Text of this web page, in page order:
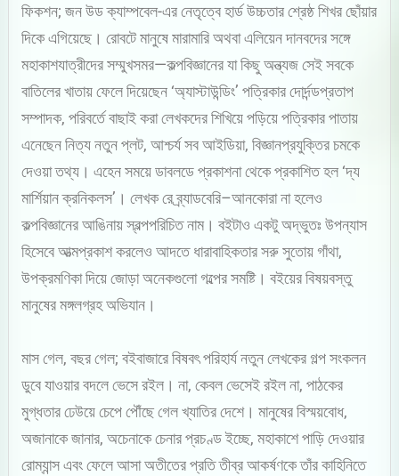
ফিকশন; জন উড ক্যাম্পবেল-এর নেতৃত্বে হার্ড উচ্চতার শ্রেষ্ঠ শিখর ছোঁয়ার
দিকে এগিয়েছে। রোবটে মানুষে মারামারি অথবা এলিয়েন দানবদের সঙ্গে
মহাকাশযাত্রীদের সম্মুখসমর—কল্পবিজ্ঞানের যা কিছু অন্ত্যজ সেই সবকে
বাতিলের খাতায় ফেলে দিয়েছেন ‘অ্যাস্টাউন্ডিং’ পত্রিকার দোর্দন্ডপ্রতাপ
সম্পাদক, পরিবর্তে বাছাই করা লেখকদের শিখিয়ে পড়িয়ে পত্রিকার পাতায়
এনেছেন নিত্য নতুন প্লট, আশ্চর্য সব আইডিয়া, বিজ্ঞানপ্রযুক্তির চমকে
দেওয়া তথ্য। এহেন সময়ে ডাবলডে প্রকাশনা থেকে প্রকাশিত হল ‘দ্য
মার্শিয়ান ক্রনিকলস’। লেখক রে ব্র্যাডবেরি–আনকোরা না হলেও
কল্পবিজ্ঞানের আঙিনায় স্বল্পপরিচিত নাম। বইটাও একটু অদ্ভুতঃ উপন্যাস
হিসেবে আত্মপ্রকাশ করলেও আদতে ধারাবাহিকতার সরু সুতোয় গাঁথা,
উপক্রমণিকা দিয়ে জোড়া অনেকগুলো গল্পের সমষ্টি। বইয়ের বিষয়বস্তু
মানুষের মঙ্গলগ্রহ অভিযান।
মাস গেল, বছর গেল; বইবাজারে বিষবৎ পরিহার্য নতুন লেখকের গল্প সংকলন
ডুবে যাওয়ার বদলে ভেসে রইল। না, কেবল ভেসেই রইল না, পাঠকের
মুগ্ধতার ঢেউয়ে চেপে পৌঁছে গেল খ্যাতির দেশে। মানুষের বিস্ময়বোধ,
অজানাকে জানার, অচেনাকে চেনার প্রচণ্ড ইচ্ছে, মহাকাশে পাড়ি দেওয়ার
রোম্যান্স এবং ফেলে আসা অতীতের প্রতি তীব্র আকর্ষণকে তাঁর কাহিনিতে